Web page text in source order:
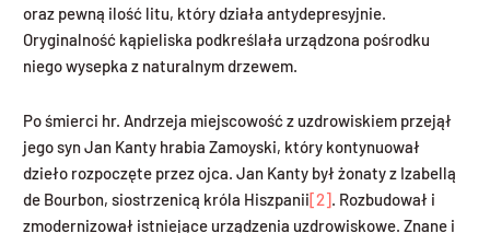
oraz pewną ilość litu, który działa antydepresyjnie.
Oryginalność kąpieliska podkreślała urządzona pośrodku
niego wysepka z naturalnym drzewem.
Po śmierci hr. Andrzeja miejscowość z uzdrowiskiem przejął
jego syn Jan Kanty hrabia Zamoyski, który kontynuował
dzieło rozpoczęte przez ojca. Jan Kanty był żonaty z Izabellą
de Bourbon, siostrzenicą króla Hiszpanii[2]. Rozbudował i
zmodernizował istniejące urządzenia uzdrowiskowe. Znane i